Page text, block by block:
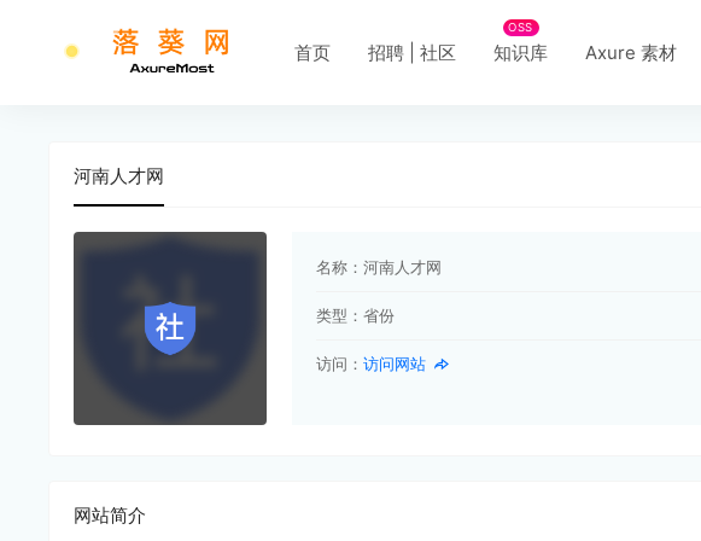
首页 招聘 | 社区 知识库
OSS
Axure 素材
河南人才网
名称： 河南人才网
类型： 省份
访问： 访问网站
网站简介